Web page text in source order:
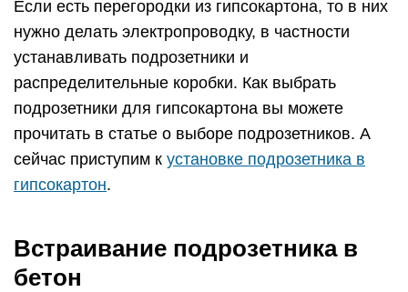
Если есть перегородки из гипсокартона, то в них
нужно делать электропроводку, в частности
устанавливать подрозетники и
распределительные коробки. Как выбрать
подрозетники для гипсокартона вы можете
прочитать в статье о выборе подрозетников. А
сейчас приступим к установке подрозетника в
гипсокартон.
Встраивание подрозетника в
бетон